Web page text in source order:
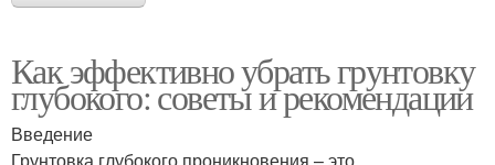
Как эффективно убрать грунтовку
глубокого: советы и рекомендации
Введение